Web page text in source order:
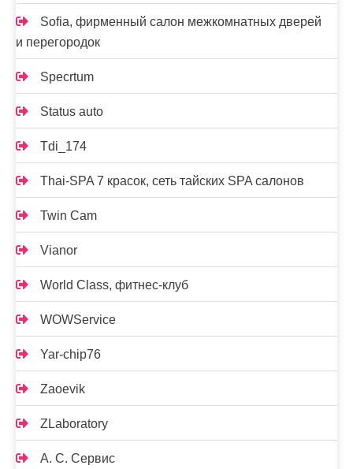
Sofia, фирменный салон межкомнатных дверей
и перегородок
Specrtum
Status auto
Tdi_174
Thai-SPA 7 красок, сеть тайских SPA салонов
Twin Cam
Vianor
World Class, фитнес-клуб
WOWService
Yar-chip76
Zaoevik
ZLaboratory
А. С. Сервис